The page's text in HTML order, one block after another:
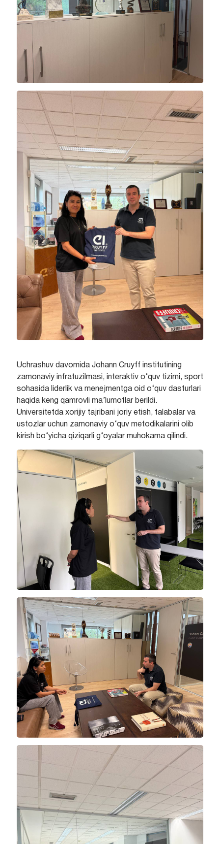
Uchrashuv davomida Johann Cruyff institutining
zamonaviy infratuzilmasi, interaktiv o‘quv tizimi, sport
sohasida liderlik va menejmentga oid o‘quv dasturlari
haqida keng qamrovli ma’lumotlar berildi.
Universitetda xorijiy tajribani joriy etish, talabalar va
ustozlar uchun zamonaviy o‘quv metodikalarini olib
kirish bo‘yicha qiziqarli g‘oyalar muhokama qilindi.